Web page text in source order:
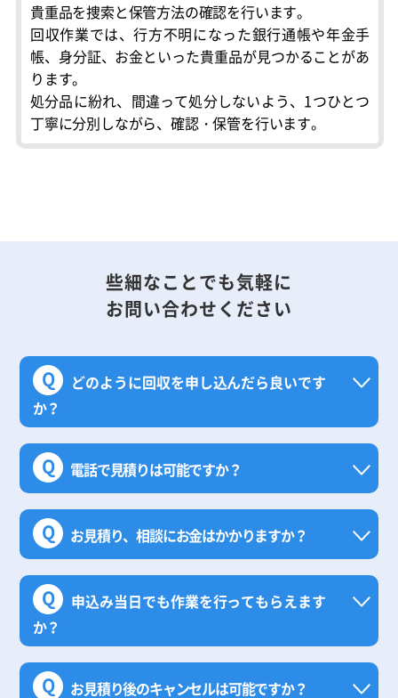
貴重品を捜索と保管方法の確認を行います。
回収作業では、行方不明になった銀行通帳や年金手
帳、身分証、お金といった貴重品が見つかることがあ
ります。
処分品に紛れ、間違って処分しないよう、1つひとつ
丁寧に分別しながら、確認・保管を行います。
些細なことでも気軽に
お問い合わせください
Q
どのように回収を申し込んだら良いです
か？
Q 電話で見積りは可能ですか？
Q お見積り、相談にお金はかかりますか？
Q
申込み当日でも作業を行ってもらえます
か？
Q お見積り後のキャンセルは可能ですか？